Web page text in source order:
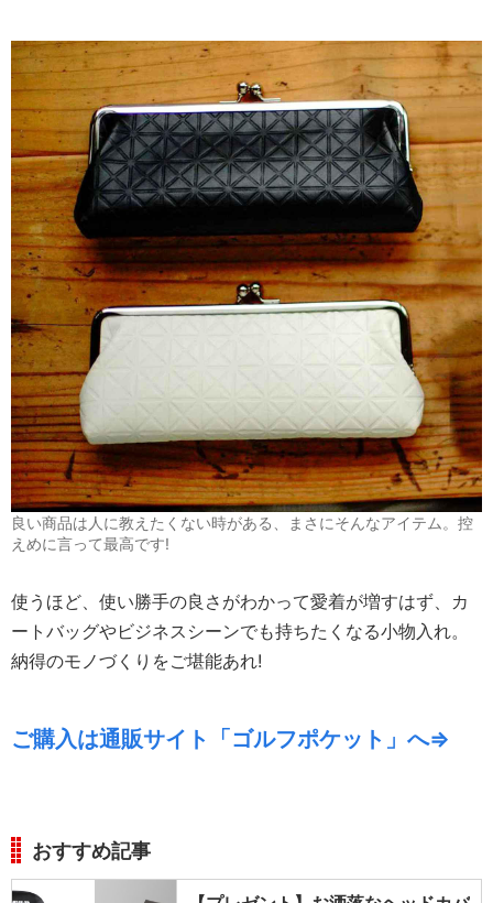
良い商品は人に教えたくない時がある、まさにそんなアイテム。控
えめに言って最高です!
使うほど、使い勝手の良さがわかって愛着が増すはず、カ
ートバッグやビジネスシーンでも持ちたくなる小物入れ。
納得のモノづくりをご堪能あれ!
ご購入は通販サイト「ゴルフポケット」へ⇒
おすすめ記事